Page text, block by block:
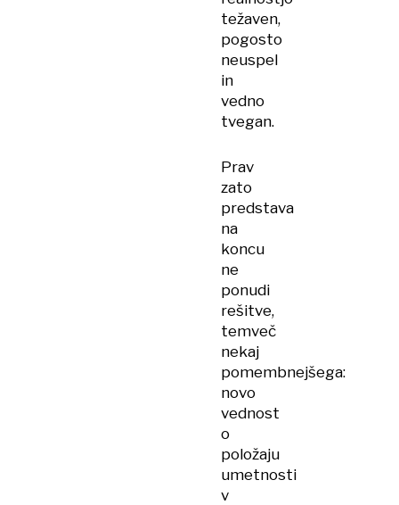
težaven,
pogosto
neuspel
in
vedno
tvegan.
Prav
zato
predstava
na
koncu
ne
ponudi
rešitve,
temveč
nekaj
pomembnejšega:
novo
vednost
o
položaju
umetnosti
v